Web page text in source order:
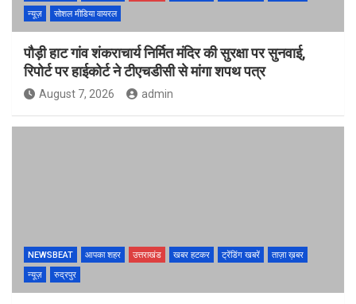
न्यूज़
सोशल मीडिया वायरल
पौड़ी हाट गांव शंकराचार्य निर्मित मंदिर की सुरक्षा पर सुनवाई,
रिपोर्ट पर हाईकोर्ट ने टीएचडीसी से मांगा शपथ पत्र
August 7, 2026 admin
NEWSBEAT आपका शहर उत्तराखंड खबर हटकर ट्रेंडिंग खबरें
ताज़ा ख़बर
न्यूज़
रुद्रपुर